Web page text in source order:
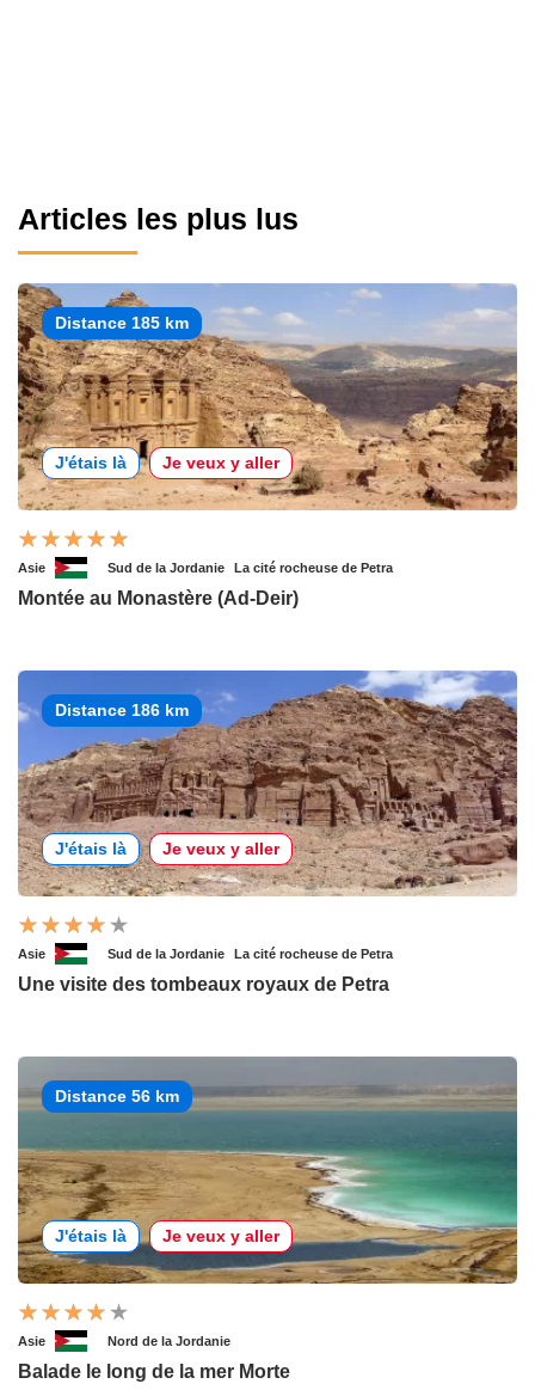
Articles les plus lus
Distance 185 km
J'étais là Je veux y aller
Asie Sud de la Jordanie La cité rocheuse de Petra
Montée au Monastère (Ad-Deir)
Distance 186 km
J'étais là Je veux y aller
Asie Sud de la Jordanie La cité rocheuse de Petra
Une visite des tombeaux royaux de Petra
Distance 56 km
J'étais là Je veux y aller
Asie Nord de la Jordanie
Balade le long de la mer Morte